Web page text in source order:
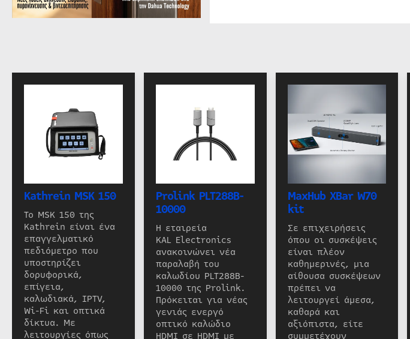
Kathrein MSK 150
Το MSK 150 της
Kathrein είναι ένα
επαγγελματικό
πεδιόμετρο που
υποστηρίζει
δορυφορικά,
επίγεια,
καλωδιακά, IPTV,
Wi-Fi και οπτικά
δίκτυα. Με
λειτουργίες όπως
Prolink PLT288B-
10000
Η εταιρεία
KAL Electronics
ανακοινώνει νέα
παραλαβή του
καλωδίου PLT288B-
10000 της Prolink.
Πρόκειται για νέας
γενιάς ενεργό
οπτικό καλώδιο
HDMI σε HDMI με
MaxHub XBar W70
kit
Σε επιχειρήσεις
όπου οι συσκέψεις
είναι πλέον
καθημερινές, μια
αίθουσα συσκέψεων
πρέπει να
λειτουργεί άμεσα,
καθαρά και
αξιόπιστα, είτε
συμμετέχουν